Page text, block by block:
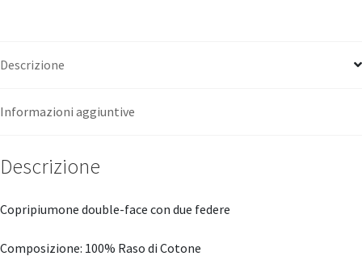
Descrizione
Informazioni aggiuntive
Descrizione
Copripiumone double-face con due federe
Composizione: 100% Raso di Cotone